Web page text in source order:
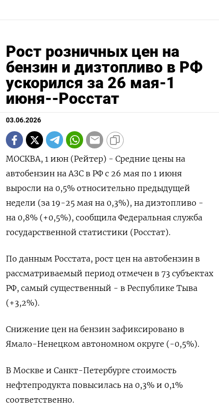
Рост розничных цен на
бензин и дизтопливо в РФ
ускорился за 26 мая-1
июня--Росстат
03.06.2026
МОСКВА, 1 июн (Рейтер) - Средние цены на
автобензин на АЗС в РФ с 26 мая по 1 июня
‌выросли на 0,5% относительно предыдущей
недели (за 19-25 мая на 0,3%), на дизтопливо -
на 0,8% (+0,5%), сообщила Федеральная служба
государственной статистики (Росстат).
По ​данным Росстата, рост ​цен ​на автобензин в
⁠рассматриваемый период отмечен в 73 ‌субъектах
РФ, самый существенный - ‌в Республике Тыва
(+3,2%).
Снижение цен на бензин зафиксировано в
Ямало-Ненецком автономном округе (-0,5%).
В ​Москве и Санкт-Петербурге стоимость
нефтепродукта повысилась ‌на 0,3% и 0,1%
соответственно.